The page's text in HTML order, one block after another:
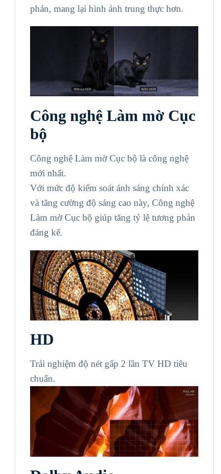
phản, mang lại hình ảnh trung thực hơn.
Công nghệ Làm mờ Cục
bộ
Công nghệ Làm mờ Cục bộ là công nghệ
mới nhất.
Với mức độ kiểm soát ánh sáng chính xác
và tăng cường độ sáng cao này, Công nghệ
Làm mờ Cục bộ giúp tăng tỷ lệ tương phản
đáng kể.
HD
Trải nghiệm độ nét gấp 2 lần TV HD tiêu
chuẩn.